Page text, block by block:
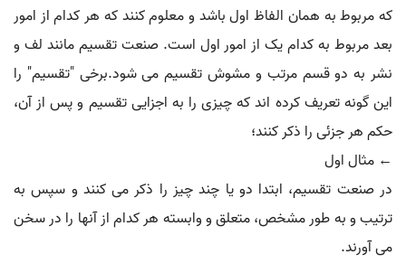
که مربوط به همان الفاظ اول باشد و معلوم کنند که هر کدام از امور
بعد مربوط به کدام یک از امور اول است. صنعت تقسیم مانند لف و
نشر به دو قسم مرتب و مشوش تقسیم می شود.برخی "تقسیم" را
این گونه تعریف کرده اند که چیزی را به اجزایی تقسیم و پس از آن،
حکم هر جزئی را ذکر کنند؛
← مثال اول
در صنعت تقسیم، ابتدا دو یا چند چیز را ذکر می کنند و سپس به
ترتیب و به طور مشخص، متعلق و وابسته هر کدام از آنها را در سخن
می آورند.